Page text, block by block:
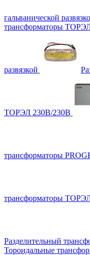
гальванической
трансформаторы
развязкой
ТОРЭЛ 230В/230В
трансформаторы
трансформаторы
Разделительный
Тороидальные